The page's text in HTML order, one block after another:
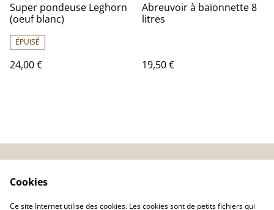
Super pondeuse Leghorn
(oeuf blanc)
ÉPUISÉ
24,00 €
Abreuvoir à baïonnette 8
litres
19,50 €
Cookies
Ce site Internet utilise des cookies. Les cookies sont de petits fichiers qui